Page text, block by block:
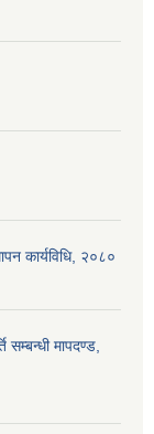
कार्यविधि, २०८०
सम्बन्धी मापदण्ड,